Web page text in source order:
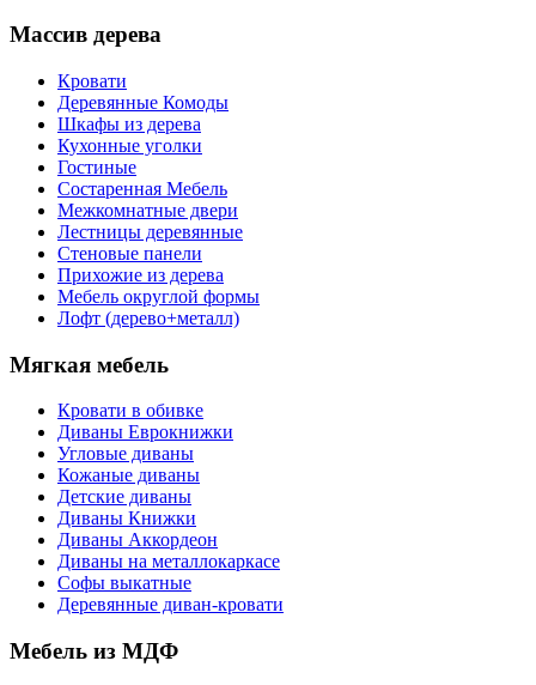
Массив дерева
Кровати
Деревянные Комоды
Шкафы из дерева
Кухонные уголки
Гостиные
Состаренная Мебель
Межкомнатные двери
Лестницы деревянные
Стеновые панели
Прихожие из дерева
Мебель округлой формы
Лофт (дерево+металл)
Мягкая мебель
Кровати в обивке
Диваны Еврокнижки
Угловые диваны
Кожаные диваны
Детские диваны
Диваны Книжки
Диваны Аккордеон
Диваны на металлокаркасе
Софы выкатные
Деревянные диван-кровати
Мебель из МДФ